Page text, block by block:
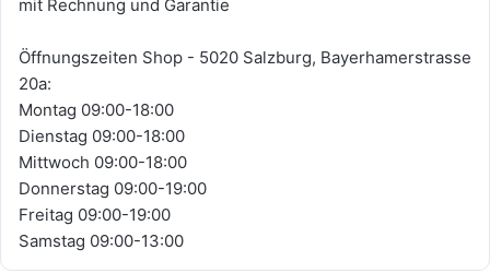
mit Rechnung und Garantie
Öffnungszeiten Shop - 5020 Salzburg, Bayerhamerstrasse
20a:
Montag 09:00-18:00
Dienstag 09:00-18:00
Mittwoch 09:00-18:00
Donnerstag 09:00-19:00
Freitag 09:00-19:00
Samstag 09:00-13:00